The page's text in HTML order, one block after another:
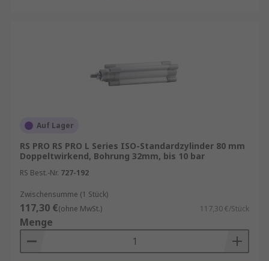
Auf Lager
RS PRO RS PRO L Series ISO-Standardzylinder 80 mm
Doppeltwirkend, Bohrung 32mm, bis 10 bar
RS Best.-Nr. 727-192
Zwischensumme (1 Stück)
117,30 €(ohne MwSt.) 117,30 €/Stück
Menge